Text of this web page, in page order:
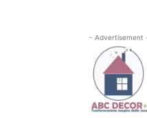
- Advertisement